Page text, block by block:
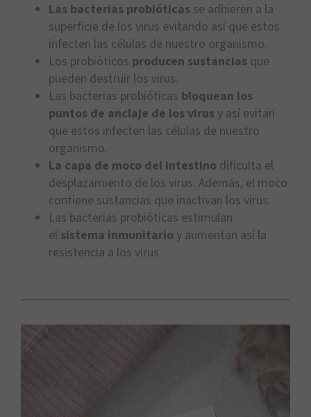
Las bacterias probióticas se adhieren a la
superficie de los virus evitando así que estos
infecten las células de nuestro organismo.
Los probióticos producen sustancias que
pueden destruir los virus.
Las bacterias probióticas bloquean los
puntos de anclaje de los virus y así evitan
que estos infecten las células de nuestro
organismo.
La capa de moco del intestino dificulta el
desplazamiento de los virus. Además, el moco
contiene sustancias que inactivan los virus.
Las bacterias probióticas estimulan
el sistema inmunitario y aumentan así la
resistencia a los virus.